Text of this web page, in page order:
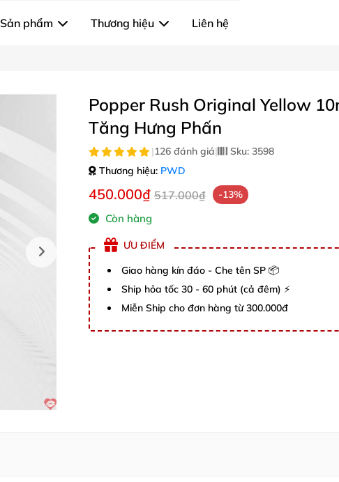
Sản phẩm Thương hiệu Liên hệ
Popper Rush Original Yellow
Tăng Hưng Phấn
|126 đánh giá| Sku: 3598
Thương hiệu: PWD
450.000₫ 517.000₫ -13%
Còn hàng
ƯU ĐIỂM
Giao hàng kín đáo - Che tên SP 📦
Ship hỏa tốc 30 - 60 phút (cả đêm) ⚡
Miễn Ship cho đơn hàng từ 300.000đ